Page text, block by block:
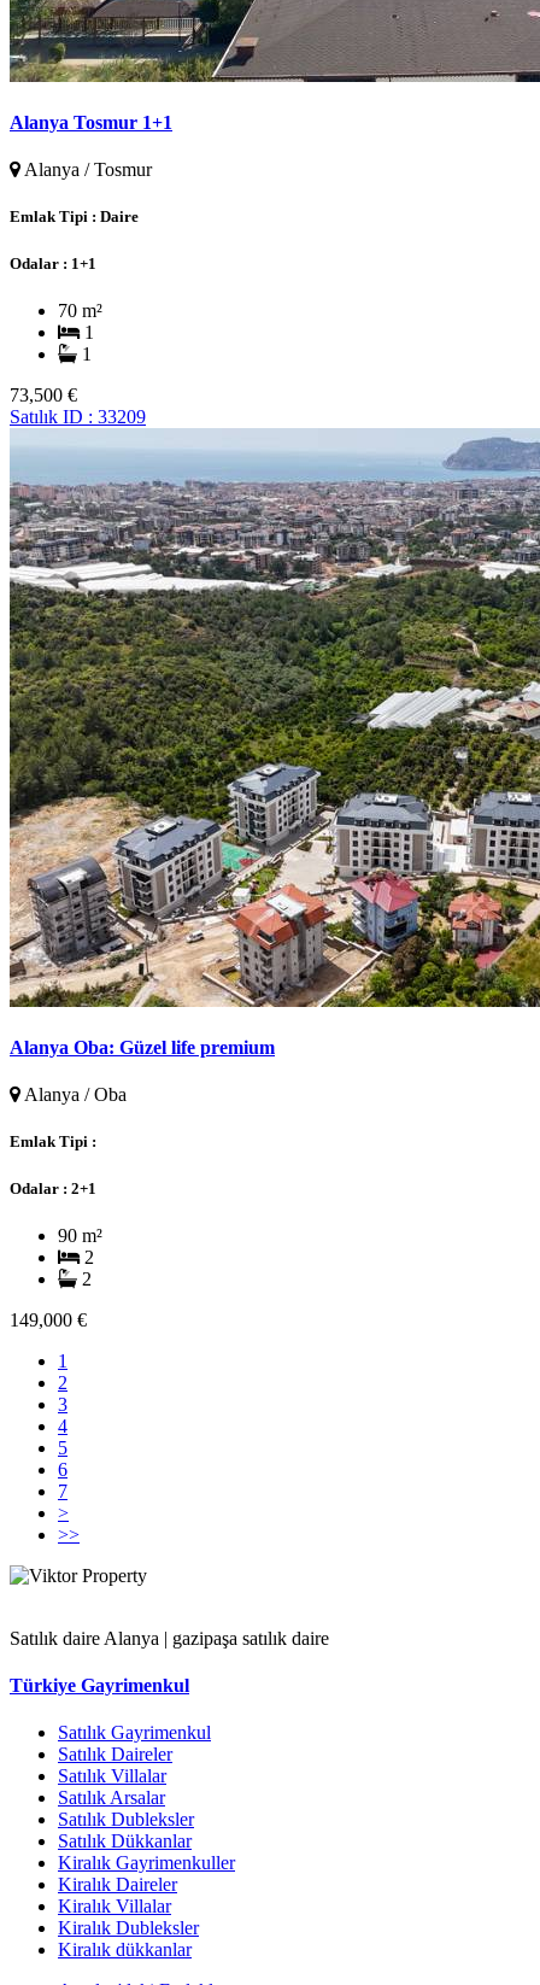
Alanya Tosmur 1+1
Alanya / Tosmur
Emlak Tipi : Daire
Odalar : 1+1
70 m²
1
1
73,500 €
Satılık ID : 33209
Alanya Oba: Güzel life premium
Alanya / Oba
Emlak Tipi :
Odalar : 2+1
90 m²
2
2
149,000 €
1
2
3
4
5
6
7
>
>>
Satılık daire Alanya | gazipaşa satılık daire
Türkiye Gayrimenkul
Satılık Gayrimenkul
Satılık Daireler
Satılık Villalar
Satılık Arsalar
Satılık Dubleksler
Satılık Dükkanlar
Kiralık Gayrimenkuller
Kiralık Daireler
Kiralık Villalar
Kiralık Dubleksler
Kiralık dükkanlar